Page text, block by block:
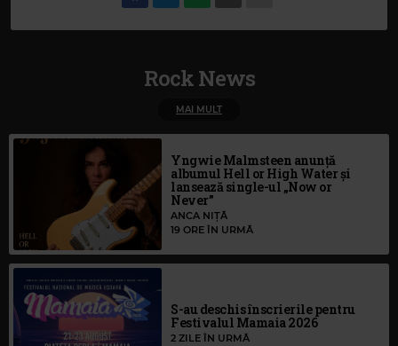
Rock News
MAI MULT
Yngwie Malmsteen anunță
albumul Hell or High Water și
lansează single-ul „Now or
Never”
ANCA NIȚĂ
19 ORE ÎN URMĂ
S-au deschis înscrierile pentru
Festivalul Mamaia 2026
2 ZILE ÎN URMĂ